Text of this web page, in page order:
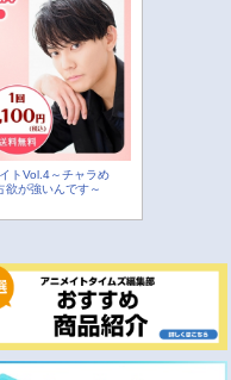
トVol.4～チャラめ
欲が強いんです～